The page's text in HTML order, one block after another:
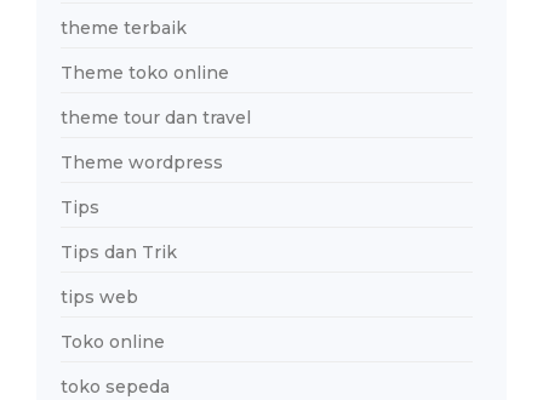
theme terbaik
Theme toko online
theme tour dan travel
Theme wordpress
Tips
Tips dan Trik
tips web
Toko online
toko sepeda